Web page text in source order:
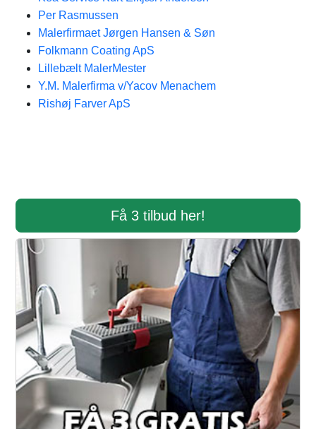
Per Rasmussen
Malerfirmaet Jørgen Hansen & Søn
Folkmann Coating ApS
Lillebælt MalerMester
Y.M. Malerfirma v/Yacov Menachem
Rishøj Farver ApS
Få 3 tilbud her!